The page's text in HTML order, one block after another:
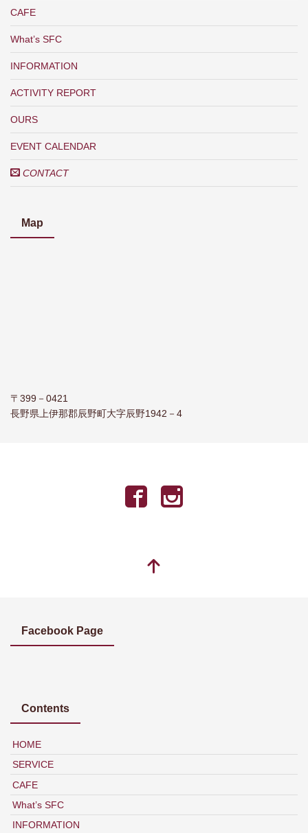
CAFE
What’s SFC
INFORMATION
ACTIVITY REPORT
OURS
EVENT CALENDAR
CONTACT
Map
〒399－0421
長野県上伊那郡辰野町大字辰野1942－4
Facebook Page
Contents
HOME
SERVICE
CAFE
What’s SFC
INFORMATION